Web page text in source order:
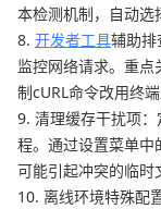
本检测机制，自动选
8. 开发者工具辅助排
监控网络请求。重
制cURL命令改用终
9. 清理缓存干扰项
程。通过设置菜单中
可能引起冲突的临时
10. 离线环境特殊配